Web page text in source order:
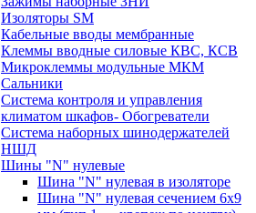
Изоляторы SM
Кабельные вводы мембранные
Клеммы вводные силовые КВС, КСВ
Микроклеммы модульные МКМ
Сальники
Система контроля и управления
климатом шкафов- Обогреватели
Система наборных шинодержателей
НШД
Шины "N" нулевые
Шина "N" нулевая в изоляторе
Шина "N" нулевая сечением 6х9